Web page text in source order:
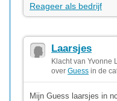
Reageer als bedrijf
Laarsjes
Klacht van Yvonne
over Guess in de
Mijn Guess laarsjes in